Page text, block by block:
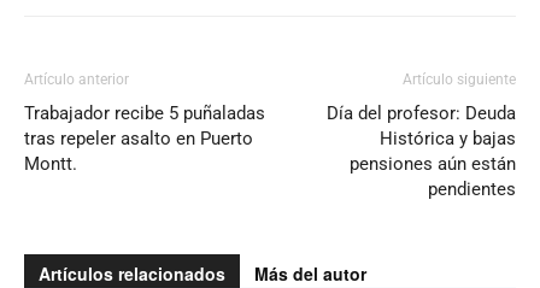
Artículo anterior
Trabajador recibe 5 puñaladas
tras repeler asalto en Puerto
Montt.
Artículo siguiente
Día del profesor: Deuda
Histórica y bajas
pensiones aún están
pendientes
Artículos relacionados Más del autor